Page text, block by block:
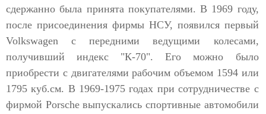
сдержанно была принята покупателями. В 1969 году,
после присоединения фирмы НСУ, появился первый
Volkswagen с передними ведущими колесами,
получивший индекс "К-70". Его можно было
приобрести с двигателями рабочим объемом 1594 или
1795 куб.см. В 1969-1975 годах при сотрудничестве с
фирмой Porsche выпускались спортивные автомобили